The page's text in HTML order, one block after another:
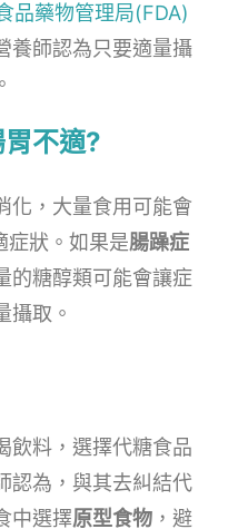
品藥物管理局(FDA)
養師認為只要適量攝
不適?
化，大量食用可能會
狀。如果是腸躁症
的糖醇類可能會讓症
攝取。
飲料，選擇代糖食品
認為，與其去糾結代
中選擇原型食物 ，避